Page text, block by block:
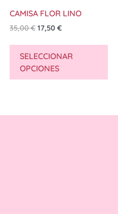
CAMISA FLOR LINO
35,00€ 17,50 €
SELECCIONAR
OPCIONES